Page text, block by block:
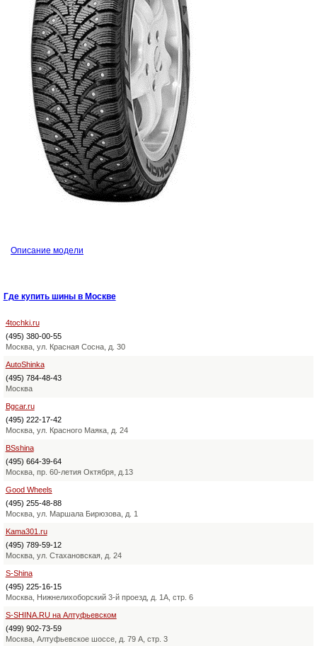
Описание модели
Где купить шины в Москве
4tochki.ru
(495) 380-00-55
Москва, ул. Красная Сосна, д. 30
AutoShinka
(495) 784-48-43
Москва
Bgcar.ru
(495) 222-17-42
Москва, ул. Красного Маяка, д. 24
BSshina
(495) 664-39-64
Москва, пр. 60-летия Октября, д.13
Good Wheels
(495) 255-48-88
Москва, ул. Маршала Бирюзова, д. 1
Kama301.ru
(495) 789-59-12
Москва, ул. Стахановская, д. 24
S-Shina
(495) 225-16-15
Москва, Нижнелихоборский 3-й проезд, д. 1А, стр. 6
S-SHINA.RU на Алтуфьевском
(499) 902-73-59
Москва, Алтуфьевское шоссе, д. 79 А, стр. 3